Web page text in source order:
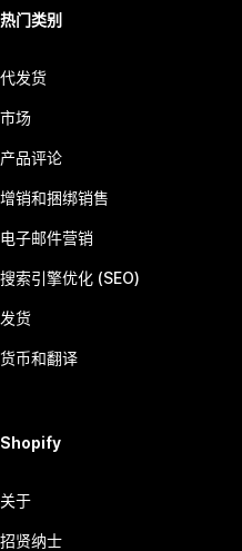
热门类别
代发货
市场
产品评论
增销和捆绑销售
电子邮件营销
搜索引擎优化 (SEO)
发货
货币和翻译
Shopify
关于
招贤纳士